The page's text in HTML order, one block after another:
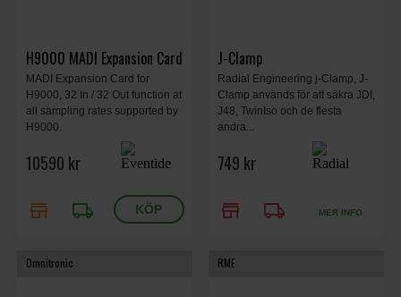
H9000 MADI Expansion Card
MADI Expansion Card for
H9000, 32 In / 32 Out function at
all sampling rates supported by
H9000.
10590 kr
store local_shipping
J-Clamp
Radial Engineering j-Clamp, J-
Clamp används för att säkra JDI,
J48, TwinIso och de flesta
andra...
749 kr
store local_shipping MER INFO
Omnitronic RME